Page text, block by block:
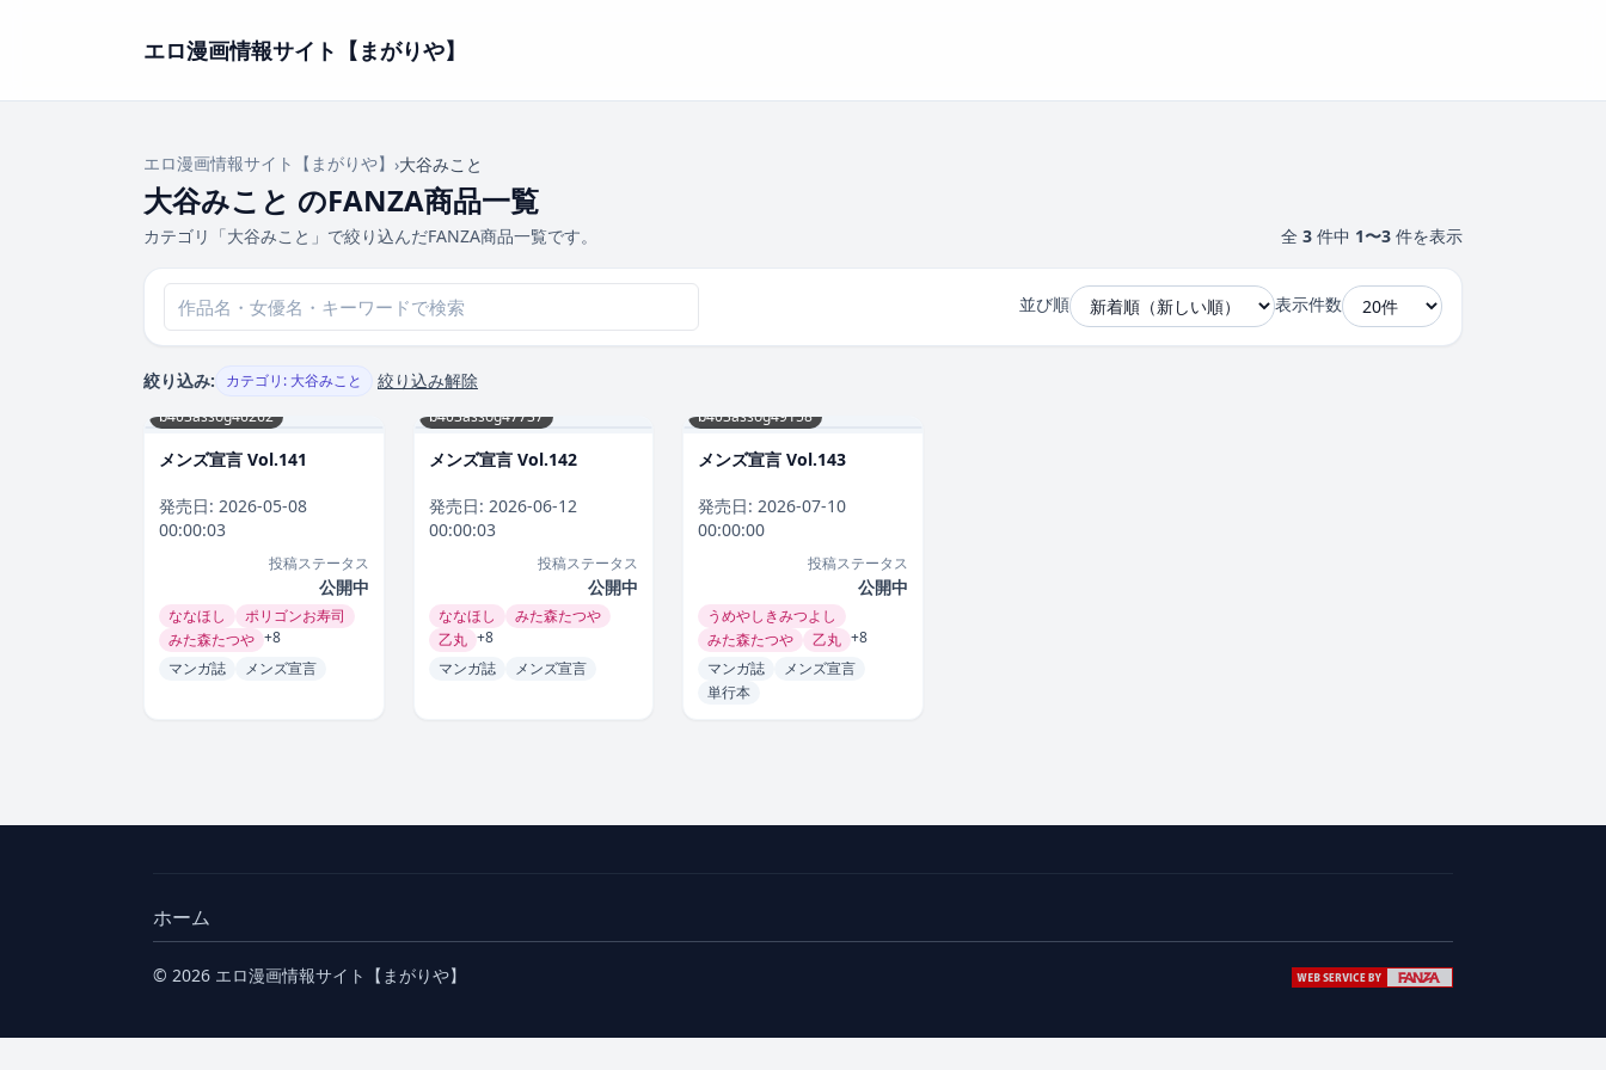
エロ漫画情報サイト【まがりや】
エロ漫画情報サイト【まがりや】 ›大谷みこと
大谷みこと のFANZA商品一覧
カテゴリ「大谷みこと」で絞り込んだFANZA商品一覧です。 全 3 件中 1〜3 件を表示
並び順 表示件数
絞り込み: カテゴリ: 大谷みこと 絞り込み解除
b403assog46262
メンズ宣言 Vol.141
発売日: 2026-05-08
00:00:03
投稿ステータス
公開中
ななほし
ポリゴンお寿司
みた森たつや +8
マンガ誌
メンズ宣言
b403assog47737
メンズ宣言 Vol.142
発売日: 2026-06-12
00:00:03
投稿ステータス
公開中
ななほし
みた森たつや
乙丸 +8
マンガ誌
メンズ宣言
b403assog49158
メンズ宣言 Vol.143
発売日: 2026-07-10
00:00:00
投稿ステータス
公開中
うめやしきみつよし
みた森たつや
乙丸 +8
マンガ誌
メンズ宣言
単行本
ホーム
© 2026 エロ漫画情報サイト【まがりや】